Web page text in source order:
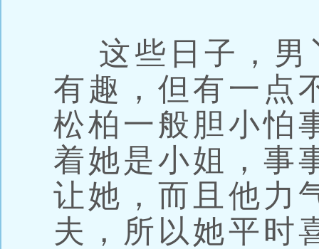
这些日子，男
有趣，但有一点
松柏一般胆小怕
着她是小姐，事
让她，而且他力
夫，所以她平时